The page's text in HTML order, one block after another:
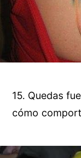
15. Quedas
cómo